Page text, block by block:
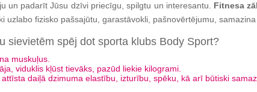
un padarīt Jūsu dzīvi priecīgu, spilgtu un interesantu. Fitnesa
uzlabo fizisko pašsajūtu, garastāvokli, pašnovērtējumu, samazina
sievietēm spēj dot sporta klubs Body Sport?
muskuļus.
viduklis kļūst tievāks, pazūd liekie kilogrami.
attīsta daiļā dzimuma elastību, izturību, spēku, kā arī būtiski